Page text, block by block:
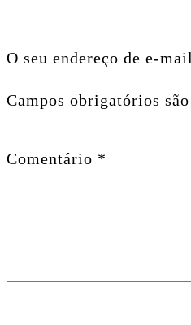
O seu endereço de e-
Campos obrigatórios
Comentário *